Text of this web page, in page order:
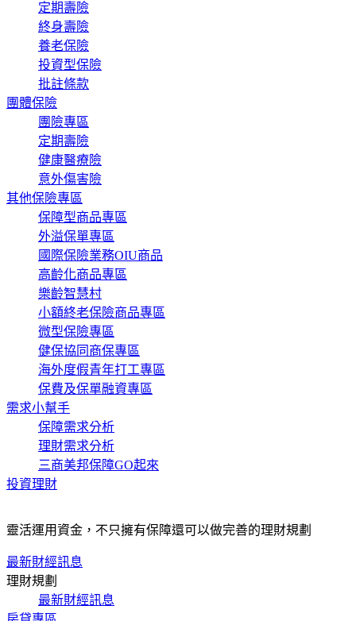
定期壽險
終身壽險
養老保險
投資型保險
批註條款
團體保險
團險專區
定期壽險
健康醫療險
意外傷害險
其他保險專區
保障型商品專區
外溢保單專區
國際保險業務OIU商品
高齡化商品專區
樂齡智慧村
小額終老保險商品專區
微型保險專區
健保協同商保專區
海外度假青年打工專區
保費及保單融資專區
需求小幫手
保障需求分析
理財需求分析
三商美邦保障GO起來
投資理財
靈活運用資金，不只擁有保障還可以做完善的理財規劃
最新財經訊息
理財規劃
最新財經訊息